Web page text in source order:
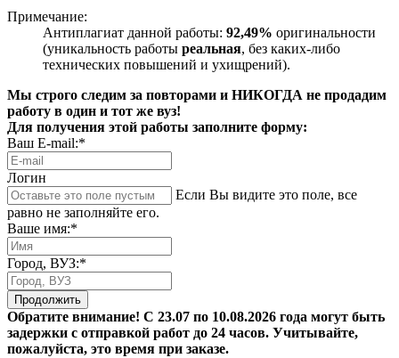
Примечание:
Антиплагиат данной работы: 92,49% оригинальности
(уникальность работы реальная, без каких-либо
технических повышений и ухищрений).
Мы строго следим за повторами и НИКОГДА не продадим
работу в один и тот же вуз!
Для получения этой работы заполните форму:
Ваш E-mail:*
Логин
Если Вы видите это поле, все
равно не заполняйте его.
Ваше имя:*
Город, ВУЗ:*
Продолжить
Обратите внимание! С 23.07 по 10.08.2026 года могут быть
задержки с отправкой работ до 24 часов. Учитывайте,
пожалуйста, это время при заказе.